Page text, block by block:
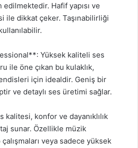
edilmektedir. Hafif yapısı ve
ile dikkat çeker. Taşınabilirliği
Yüksek kaliteli ses
ile öne çıkan bu kulaklık,
için idealdir. Geniş bir
ve detaylı ses üretimi sağlar.
kalitesi, konfor ve dayanıklılık
sunar. Özellikle müzik
veya sadece yüksek